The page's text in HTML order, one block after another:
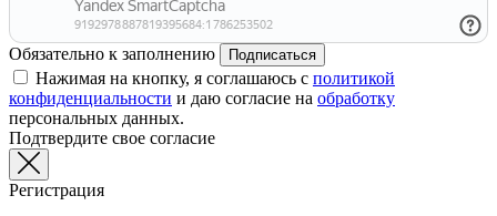
Обязательно к заполнению Подписаться
Нажимая на кнопку, я соглашаюсь с политикой
конфиденциальности и даю согласие на обработку
персональных данных.
Подтвердите свое согласие
Регистрация